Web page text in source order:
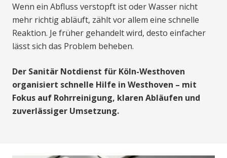
Wenn ein Abfluss verstopft ist oder Wasser nicht
mehr richtig abläuft, zählt vor allem eine schnelle
Reaktion. Je früher gehandelt wird, desto einfacher
lässt sich das Problem beheben.
Der Sanitär Notdienst für Köln-Westhoven
organisiert schnelle Hilfe in Westhoven – mit
Fokus auf Rohrreinigung, klaren Abläufen und
zuverlässiger Umsetzung.